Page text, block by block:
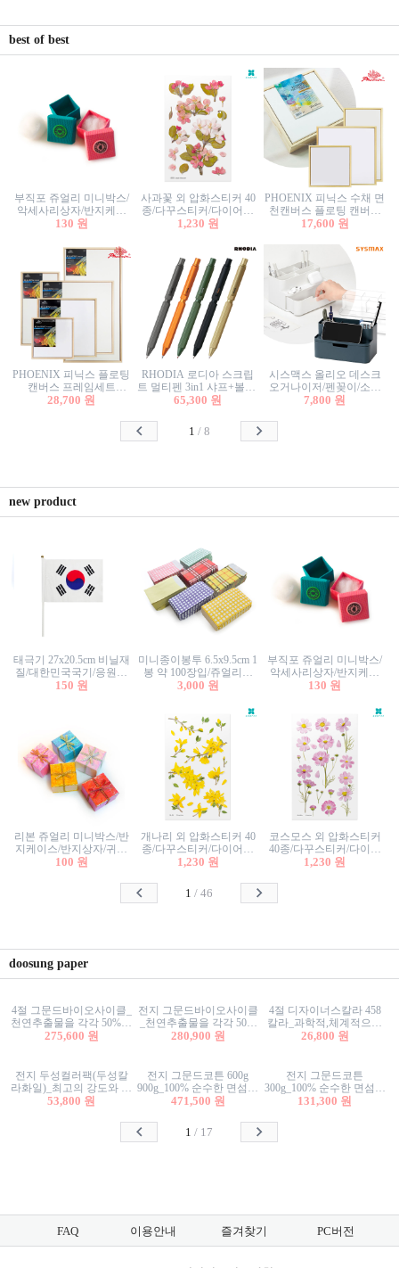
best of best
부직포 쥬얼리 미니박스/
악세사리상자/반지케이
스/반지상자/귀걸이상자/
130 원
사과꽃 외 압화스티커 40
종/다꾸스티커/다이어리
꾸미기/꽃스티커/자연물
1,230 원
PHOENIX 피닉스 수채 면
천캔버스 플로팅 캔버스
프레임세트 30x30cm/액자
17,600 원
PHOENIX 피닉스 플로팅
캔버스 프레임세트
50x50cm/액자캔버스/인테
28,700 원
RHODIA 로디아 스크립
트 멀티펜 3in1 샤프+볼펜/
무광택 알루미늄 육각배
65,300 원
시스맥스 올리오 데스크
오거나이저/펜꽂이/소품
꽂이/소품함/정리함/수납
7,800 원
1 / 8
new product
태극기 27x20.5cm 비닐재
질/대한민국국기/응원깃
발/행사깃발
150 원
미니종이봉투 6.5x9.5cm 1
봉 약 100장입/쥬얼리봉
투/증명사진봉투/악세사
3,000 원
부직포 쥬얼리 미니박스/
악세사리상자/반지케이
스/반지상자/귀걸이상자/
130 원
리본 쥬얼리 미니박스/반
지케이스/반지상자/귀걸
이상자/귀걸이박스/악세
100 원
개나리 외 압화스티커 40
종/다꾸스티커/다이어리
꾸미기/꽃스티커/자연물
1,230 원
코스모스 외 압화스티커
40종/다꾸스티커/다이어
리꾸미기/꽃스티커/자연
1,230 원
1 /46
doosung paper
4절 그문드바이오사이클_
천연추출물을 각각 50%이
상 함유한 친환경그래픽
275,600 원
전지 그문드바이오사이클
_천연추출물을 각각 50%
이상 함유한 친환경그래
280,900 원
4절 디자이너스칼라 458
칼라_과학적,체계적으로
분류된 200색을 갖춘 색지
26,800 원
전지 두성컬러팩(두성칼
라화일)_최고의 강도와 평
활성을 지닌 다양한 컬러
53,800 원
전지 그문드코튼 600g
900g_100% 순수한 면섬유
로 만든 친환경프리미엄
471,500 원
전지 그문드코튼
300g_100% 순수한 면섬유
로 만든 친환경프리미엄
131,300 원
1 / 17
FAQ 이용안내 즐겨찾기 PC버전